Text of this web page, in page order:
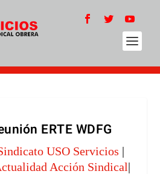
ERTE WDFG
USO Servicios |
Acción Sindical|